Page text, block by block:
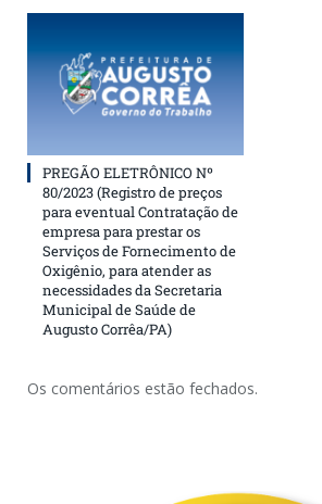
PREGÃO ELETRÔNICO Nº
80/2023 (Registro de preços
para eventual Contratação de
empresa para prestar os
Serviços de Fornecimento de
Oxigênio, para atender as
necessidades da Secretaria
Municipal de Saúde de
Augusto Corrêa/PA)
Os comentários estão fechados.